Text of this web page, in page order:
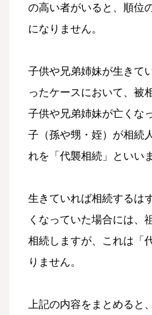
の高い者がいると、順位
になりません。
子供や兄弟姉妹が生きて
ったケースにおいて、被
子供や兄弟姉妹が亡くな
子（孫や甥・姪）が相続
れを「代襲相続」といい
生きていれば相続するは
くなっていた場合には、
相続しますが、これは「
りません。
上記の内容をまとめると